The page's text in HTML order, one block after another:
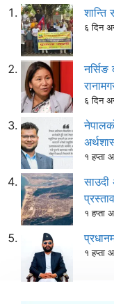
६ दिन
६ दिन
१ हप्ता
साउदी
१ हप्ता
१ हप्ता